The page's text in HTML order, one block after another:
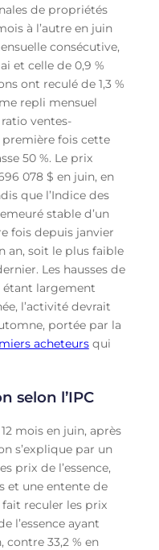
de propriétés
à l’autre en juin
consécutive,
et celle de 0,9 %
ont reculé de 1,3 %
repli mensuel
ventes-
première fois cette
50 %. Le prix
078 $ en juin, en
que l’Indice des
stable d’un
fois depuis janvier
an, soit le plus faible
Les hausses de
étant largement
l’activité devrait
portée par la
acheteursqui
selon l’IPC
mois en juin, après
s’explique par un
prix de l’essence,
et une entente de
reculer les prix
l’essence ayant
contre 33,2 % en